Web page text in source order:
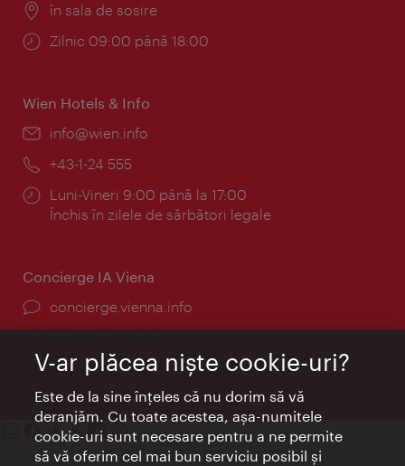
Locul:
în sala de sosire
Program:
Zilnic 09:00 până 18:00
Wien Hotels & Info
E-
info@wien.info
Telefon:
+43-1-24 555
Program:
Luni-Vineri 9:00 până la 17:00
Închis în zilele de sărbători legale
Concierge IA Viena
concierge.vienna.info
Contact
V-ar plăcea nişte cookie-uri?
Este de la sine înţeles că nu dorim să vă
deranjăm. Cu toate acestea, aşa-numitele
cookie-uri sunt necesare pentru a ne permite
să vă oferim cel mai bun serviciu posibil şi